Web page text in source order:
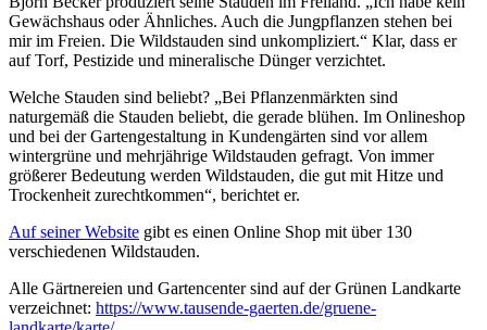
Gewächshaus oder Ähnliches. Auch die Jungpflanzen stehen bei
mir im Freien. Die Wildstauden sind unkompliziert.“ Klar, dass er
auf Torf, Pestizide und mineralische Dünger verzichtet.
Welche Stauden sind beliebt? „Bei Pflanzenmärkten sind
naturgemäß die Stauden beliebt, die gerade blühen. Im Onlineshop
und bei der Gartengestaltung in Kundengärten sind vor allem
wintergrüne und mehrjährige Wildstauden gefragt. Von immer
größerer Bedeutung werden Wildstauden, die gut mit Hitze und
Trockenheit zurechtkommen“, berichtet er.
Auf seiner Website gibt es einen Online Shop mit über 130
verschiedenen Wildstauden.
Alle Gärtnereien und Gartencenter sind auf der Grünen Landkarte
verzeichnet: https://www.tausende-gaerten.de/gruene-